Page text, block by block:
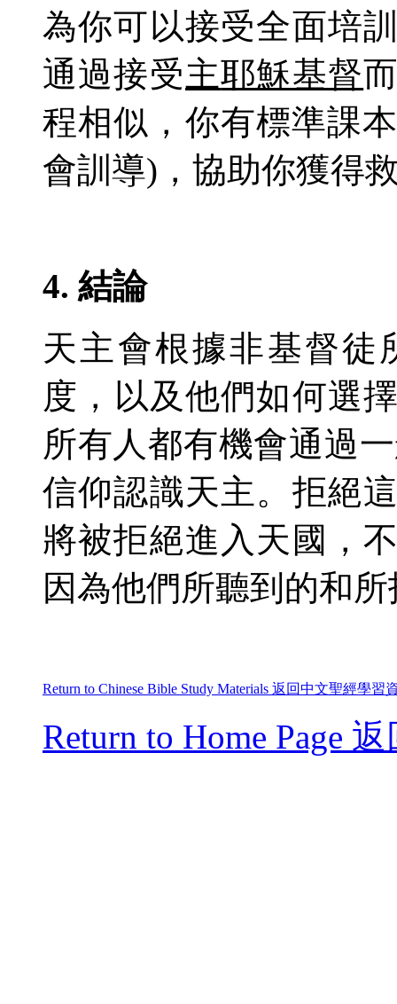
為你可以接受全面培
通過接受主耶穌基督
程相似，你有標準課
會訓導)，協助你獲
4. 結論
天主會根據非基督徒
度 ， 以及他們如何選
所有人都有機會通過
信仰認識天主。拒絕
將被拒絕進入天國 ，
因為他們所聽到的和
Return to Chinese Bible Study Materials 返回中文聖經學習
Return to Home Page 返